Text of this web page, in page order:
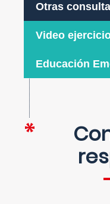
Otras
Video
Educación